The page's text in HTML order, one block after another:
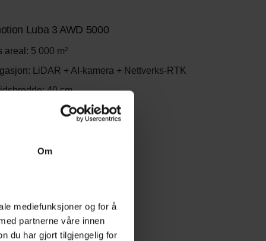
Om
mediefunksjoner og for å
partnerne våre innen
du har gjort tilgjengelig for
Luba 3 AWD 5000
areal: 5 000 m²
LiDAR + AI-kamera + Nettverks-RTK
40 cm
opptil 145 min
Luba 3 AWD 1500